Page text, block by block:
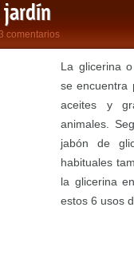
jardín
comentarios
La glicerina
se encuentra
aceites y
animales.
jabón de
habituales
la glicerina
estos 6 usos